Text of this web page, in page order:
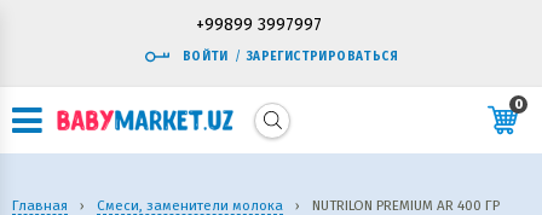
+99899 3997997
ВОЙТИ / ЗАРЕГИСТРИРОВАТЬСЯ
0
Главная › Смеси, заменители молока › NUTRILON PREMIUM AR 400 ГР